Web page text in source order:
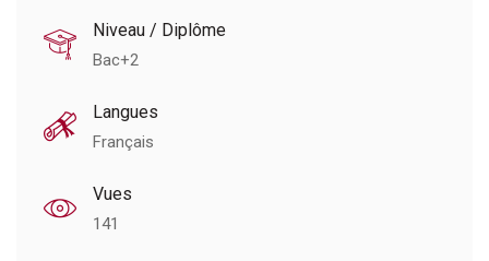
Niveau / Diplôme
Bac+2
Langues
Français
Vues
141